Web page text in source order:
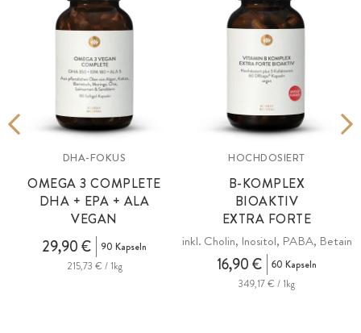
DHA-FOKUS
OMEGA 3 COMPLETE
DHA + EPA + ALA
VEGAN
29,90 €
90 Kapseln
215,73 € / 1kg
HOCHDOSIERT
B-KOMPLEX
BIOAKTIV
EXTRA FORTE
inkl. Cholin, Inositol, PABA, Betain
16,90 €
60 Kapseln
349,17 € / 1kg